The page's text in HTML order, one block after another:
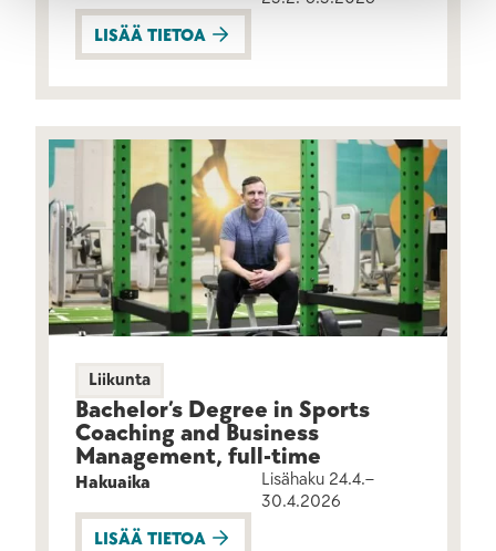
LISÄÄ TIETOA
Liikunta
Bachelor’s Degree in Sports
Coaching and Business
Management, full-time
Hakuaika
Lisähaku 24.4.–
30.4.2026
LISÄÄ TIETOA